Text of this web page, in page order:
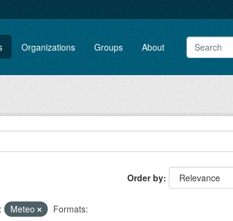
Organizations Groups About
Order by
Meteo
Formats: